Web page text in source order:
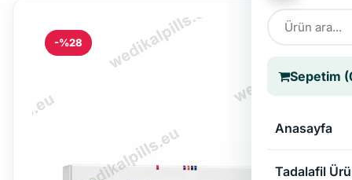
Sepetim
Anasayfa
Tadalafil
-%28